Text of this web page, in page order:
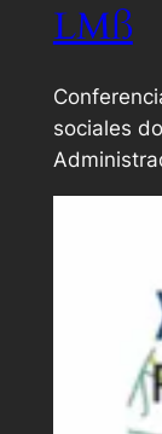
LMß
sociales